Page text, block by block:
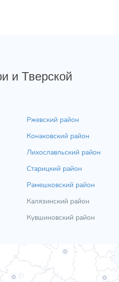
и Тверской
Ржевский район
Конаковский район
Лихославльский район
Старицкий район
Рамешковский район
Калязинский район
Кувшиновский район